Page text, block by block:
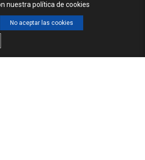
nuestra política de cookies
No aceptar las cookies